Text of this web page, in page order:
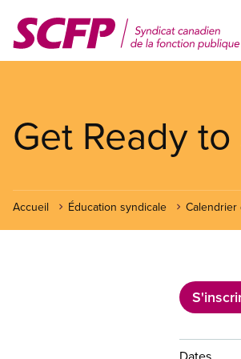
contenu
Get Ready
Accueil Éducation syndicale